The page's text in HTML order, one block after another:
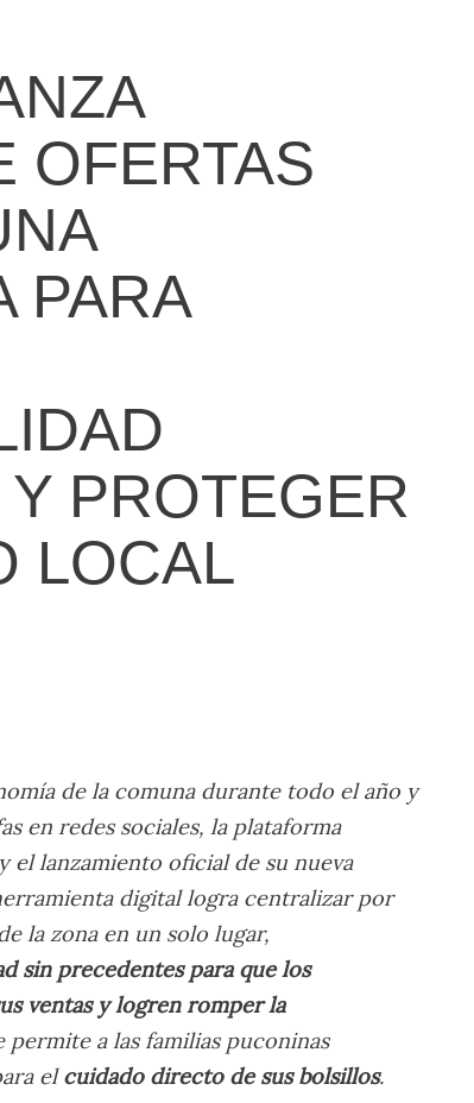
OFERTAS
PARA
PROTEGER
LOCAL
de la comuna durante todo el año y
en redes sociales, la plataforma
el lanzamiento oficial de su nueva
digital logra centralizar por
la zona en un solo lugar,
sin precedentes para que los
ventas y logren romper la
a las familias puconinas
elcuidado directo de sus bolsillos.